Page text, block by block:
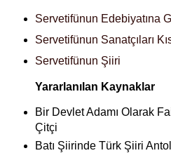
Servetifünun Edebiyatına
Servetifünun Sanatçıları
Servetifünun Şiiri
Yararlanılan Kaynaklar
Bir Devlet Adamı Olarak
Çitçi
Batı Şiirinde Türk Şiiri